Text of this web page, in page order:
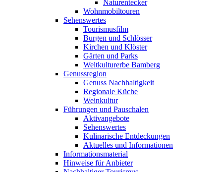
Naturentecker
Wohnmobiltouren
Sehenswertes
Tourismusfilm
Burgen und Schlösser
Kirchen und Klöster
Gärten und Parks
Weltkulturerbe Bamberg
Genussregion
Genuss Nachhaltigkeit
Regionale Küche
Weinkultur
Führungen und Pauschalen
Aktivangebote
Sehenswertes
Kulinarische Entdeckungen
Aktuelles und Informationen
Informationsmaterial
Hinweise für Anbieter